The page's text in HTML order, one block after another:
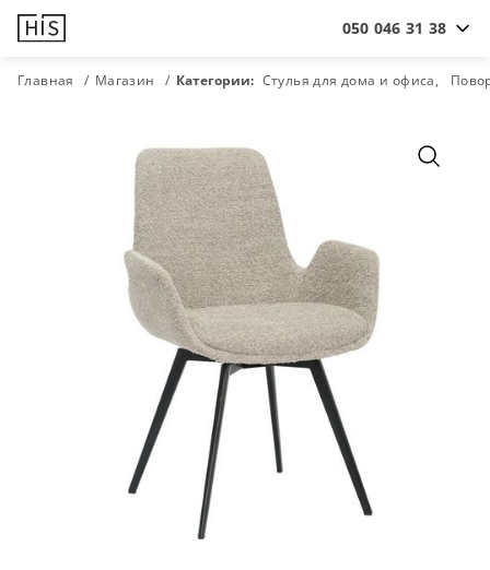
050 046 31 38
Главная Магазин Категории: Стулья для дома и офиса